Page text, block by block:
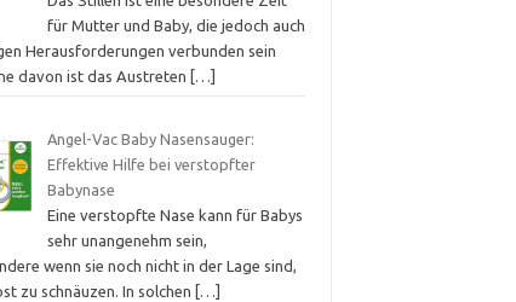
für Mutter und Baby, die jedoch auch
Herausforderungen verbunden sein
davon ist das Austreten
[…]
Angel-Vac Baby Nasensauger:
Effektive Hilfe bei verstopfter
Babynase
Eine verstopfte Nase kann für Babys
sehr unangenehm sein,
wenn sie noch nicht in der Lage sind,
zu schnäuzen. In solchen […]